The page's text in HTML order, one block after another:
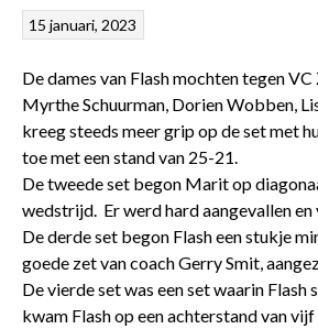
15 januari, 2023
De dames van Flash mochten tegen
Myrthe Schuurman, Dorien Wobben,
kreeg steeds meer grip op de set met
toe met een stand van 25-21.
De tweede set begon Marit op
wedstrijd. Er werd hard aangevallen en
De derde set begon Flash een stukje
goede zet van coach Gerry Smit,
De vierde set was een set waarin
kwam Flash op een achterstand van